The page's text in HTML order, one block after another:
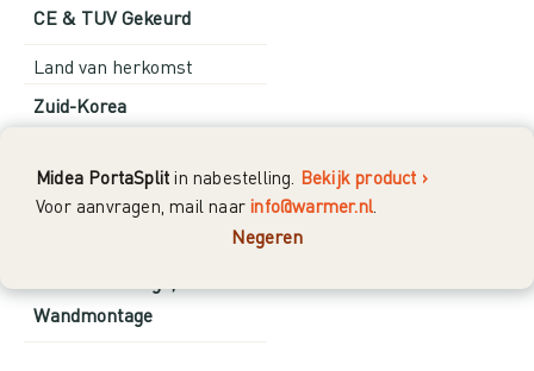
Midea PortaSplit in nabestelling. Bekijk product ›
Voor aanvragen, mail naarinfo@warmer.nl
Negeren
CE & TUV Gekeurd
Land van herkomst
Zuid-Korea
Wandmontage